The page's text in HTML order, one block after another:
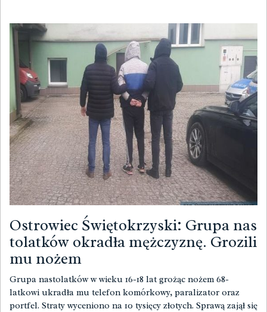
Ostrowiec Świętokrzyski: Grupa nas
tolatków okradła mężczyznę. Grozili
mu nożem
Grupa nastolatków w wieku 16-18 lat grożąc nożem 68-
latkowi ukradła mu telefon komórkowy, paralizator oraz
portfel. Straty wyceniono na 10 tysięcy złotych. Sprawą zajął się